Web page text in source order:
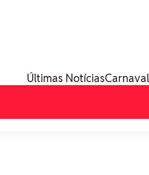
Últimas NotíciasCarnaval